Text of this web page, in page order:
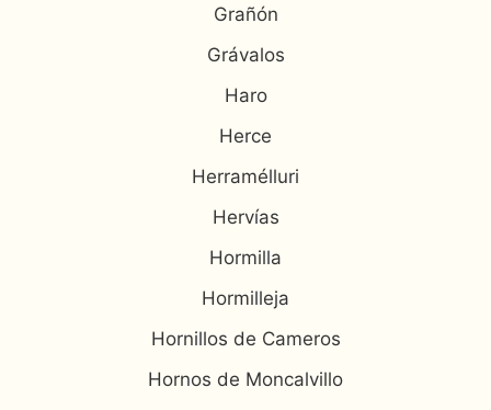
Grañón
Grávalos
Haro
Herce
Herramélluri
Hervías
Hormilla
Hormilleja
Hornillos de Cameros
Hornos de Moncalvillo